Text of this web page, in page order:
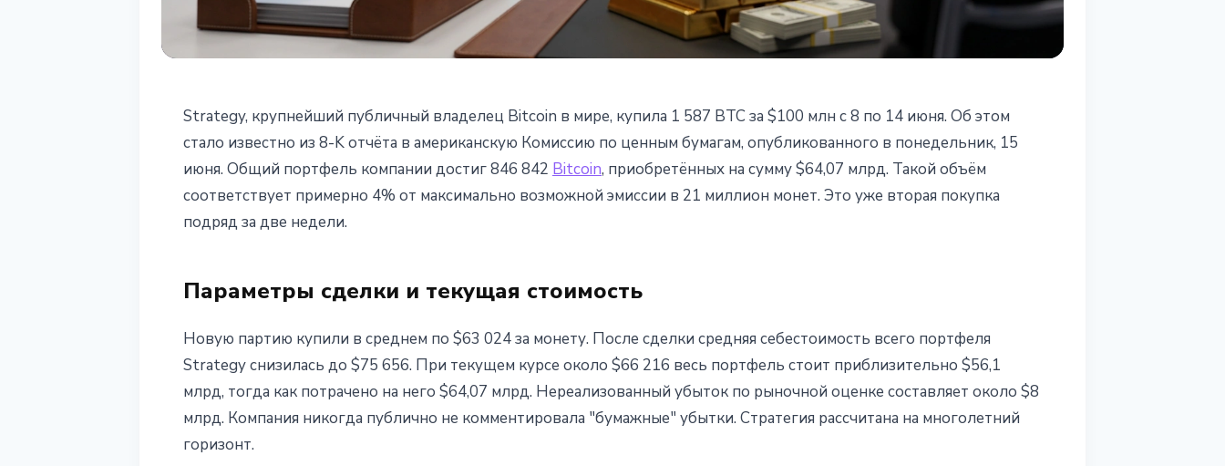
Strategy купила 1 587 BTC за $100 млн:
портфель достиг 846 тыс. монет
15 июня 2026 г. 3 мин чтения
Strategy, крупнейший публичный владелец Bitcoin в мире, купила 1 587 BTC за $100 млн с 8 по 14 июня. Об этом
стало известно из 8-K отчёта в американскую Комиссию по ценным бумагам, опубликованного в понедельник, 15
июня. Общий портфель компании достиг 846 842 Bitcoin, приобретённых на сумму $64,07 млрд. Такой объём
соответствует примерно 4% от максимально возможной эмиссии в 21 миллион монет. Это уже вторая покупка
подряд за две недели.
Параметры сделки и текущая стоимость
Новую партию купили в среднем по $63 024 за монету. После сделки средняя себестоимость всего портфеля
Strategy снизилась до $75 656. При текущем курсе около $66 216 весь портфель стоит приблизительно $56,1
млрд, тогда как потрачено на него $64,07 млрд. Нереализованный убыток по рыночной оценке составляет около $8
млрд. Компания никогда публично не комментировала "бумажные" убытки. Стратегия рассчитана на многолетний
горизонт.